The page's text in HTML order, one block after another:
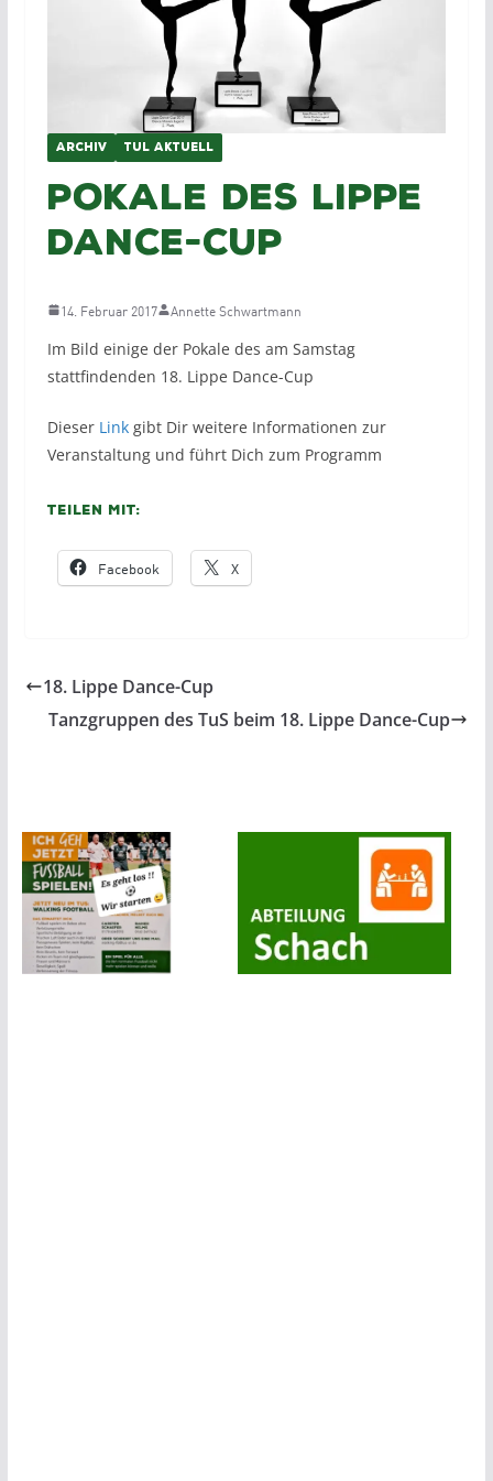
ARCHIV TUL AKTUELL
Pokale des Lippe
Dance-Cup
14. Februar 2017 Annette Schwartmann
Im Bild einige der Pokale des am Samstag
stattfindenden 18. Lippe Dance-Cup
Dieser Linkgibt Dir weitere Informationen zur
Veranstaltung und führt Dich zum Programm
Teilen mit:
Facebook X
18. Lippe Dance-Cup
Tanzgruppen des TuS beim 18. Lippe Dance-Cup